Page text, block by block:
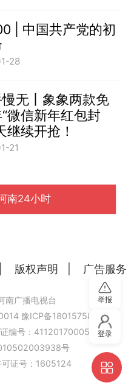
| 中国共产党的初
28
无丨象象两款免
微信新年红包封
继续开抢！
21
南24小时
版权声明 广告服务
广播电视台
豫ICP备18015758号-6
编号：41120170005
号
证号：1605124
举报
登录